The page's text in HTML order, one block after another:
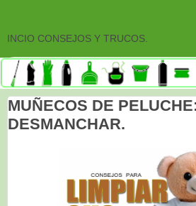
MUÑECOS DE
DESMANCHAR.